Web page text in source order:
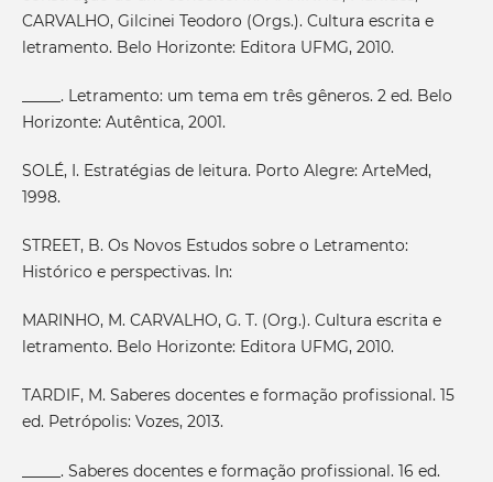
CARVALHO, Gilcinei Teodoro (Orgs.). Cultura escrita e
letramento. Belo Horizonte: Editora UFMG, 2010.
_____. Letramento: um tema em três gêneros. 2 ed. Belo
Horizonte: Autêntica, 2001.
SOLÉ, I. Estratégias de leitura. Porto Alegre: ArteMed,
1998.
STREET, B. Os Novos Estudos sobre o Letramento:
Histórico e perspectivas. In:
MARINHO, M. CARVALHO, G. T. (Org.). Cultura escrita e
letramento. Belo Horizonte: Editora UFMG, 2010.
TARDIF, M. Saberes docentes e formação profissional. 15
ed. Petrópolis: Vozes, 2013.
_____. Saberes docentes e formação profissional. 16 ed.